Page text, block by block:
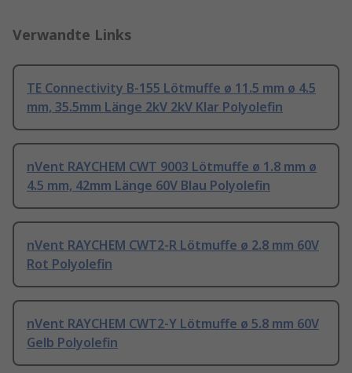
Verwandte Links
TE Connectivity B-155 Lötmuffe ø 11.5 mm ø 4.5
mm, 35.5mm Länge 2kV 2kV Klar Polyolefin
nVent RAYCHEM CWT 9003 Lötmuffe ø 1.8 mm ø
4.5 mm, 42mm Länge 60V Blau Polyolefin
nVent RAYCHEM CWT2-R Lötmuffe ø 2.8 mm 60V
Rot Polyolefin
nVent RAYCHEM CWT2-Y Lötmuffe ø 5.8 mm 60V
Gelb Polyolefin